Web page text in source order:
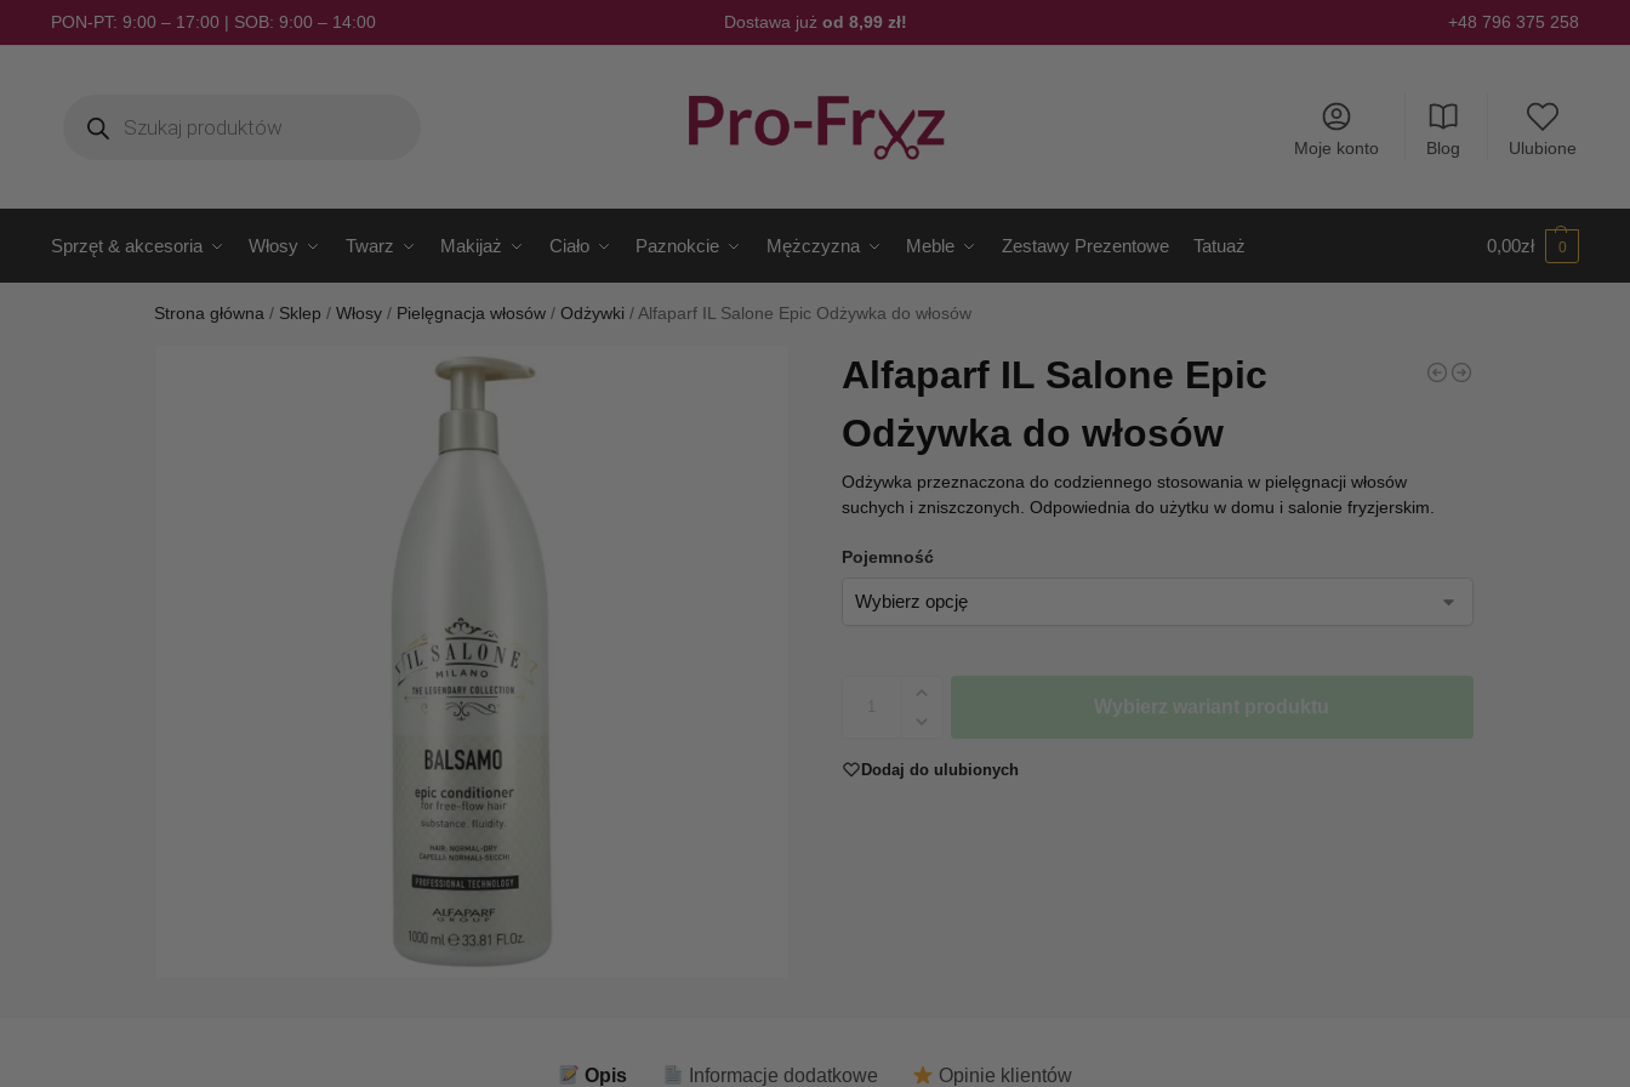
PON-PT: 9:00 – 17:00 | SOB: 9:00 – 14:00 Dostawa już od 8,99 zł! +48 796 375 258
Moje konto Blog Ulubione
Sprzęt & akcesoria Włosy Twarz Makijaż Ciało Paznokcie Mężczyzna Meble Zestawy Prezentowe Tatuaż 0,00zł 0
Strona główna / Sklep /Włosy / Pielęgnacja włosów /Odżywki /Alfaparf IL Salone Epic Odżywka do włosów
Alfaparf IL Salone Epic
Odżywka do włosów
Odżywka przeznaczona do codziennego stosowania w pielęgnacji włosów
suchych i zniszczonych. Odpowiednia do użytku w domu i salonie fryzjerskim.
Pojemność
Wybierz wariant produktu
Dodaj do ulubionych
Opis Informacje dodatkowe Opinie klientów